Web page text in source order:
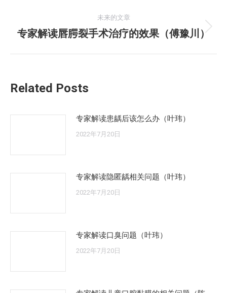
航
的
文
未来的文章
未
专家解读唇腭裂手术治疗的效果（傅豫川）
Related Posts
专家解读患龋后该怎么办（叶玮）
2022年7月20日
专家解读隐匿龋相关问题（叶玮）
2022年7月20日
专家解读口臭问题（叶玮）
2022年7月20日